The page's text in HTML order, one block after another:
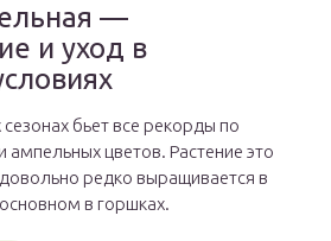
—
и уход в
бьет все рекорды по
ампельных цветов. Растение это
редко выращивается в
в горшках.